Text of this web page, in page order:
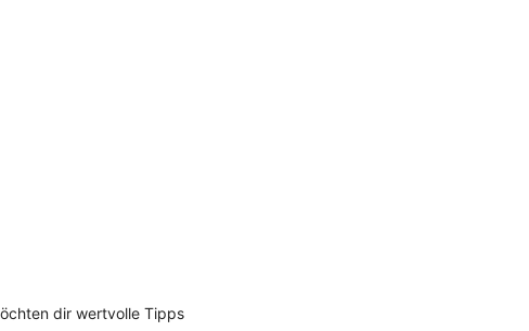
dir wertvolle Tipps